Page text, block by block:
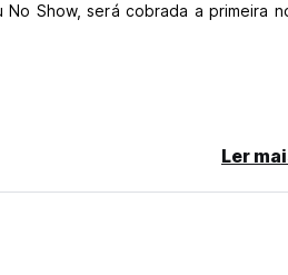
Show, será cobrada a primeira
Ler